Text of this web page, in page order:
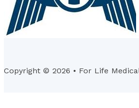
Copyright © 2026 • For Life